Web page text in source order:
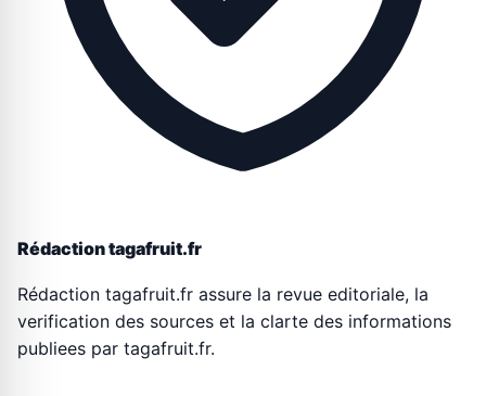
Rédaction tagafruit.fr
Rédaction tagafruit.fr assure la revue editoriale, la
verification des sources et la clarte des informations
publiees par tagafruit.fr.